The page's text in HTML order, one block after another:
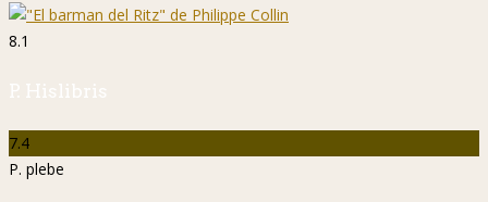
8.1
P. Hislibris
7.4
P. plebe